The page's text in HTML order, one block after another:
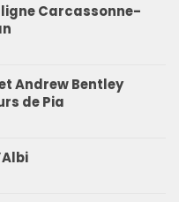
ligne Carcassonne-
Andrew Bentley
de Pia